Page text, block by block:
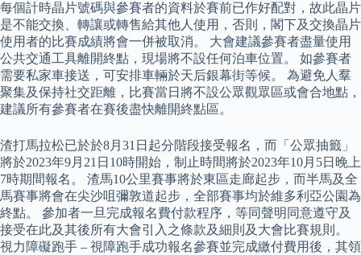
每個計時晶片號碼與參賽者的資料於賽前已作好配對，故此晶片
是不能交換、轉讓或轉售給其他人使用，否則，閣下及交換晶片
使用者的比賽成績將會一併被取消。 大會建議參賽者盡量使用
公共交通工具離開終點，現場將不設任何泊車位置。 如參賽者
需要私家車接送，可安排車輛於天后銀幕街等候。 為避免人羣
聚集及保持社交距離，比賽當日將不設公眾觀眾區或會合地點，
建議所有參賽者在賽後盡快離開終點區。
渣打馬拉松已於於8月31日起分階段接受報名，而「公眾抽籤」
將於2023年9月21日10時開始，制止時間將於2023年10月5日晚上
7時期間報名。 渣馬10公里賽事將於東區走廊起步，而半馬及全
馬賽事將會在尖沙咀彌敦道起步，全部賽事均於維多利亞公園為
終點。 參加者一旦完成報名費付款程序，等同聲明同意遵守及
接受在此及其後所有大會引入之條款及細則及大會比賽規則。
視力障礙跑手 – 視障跑手成功報名參賽並完成繳付費用後，其領